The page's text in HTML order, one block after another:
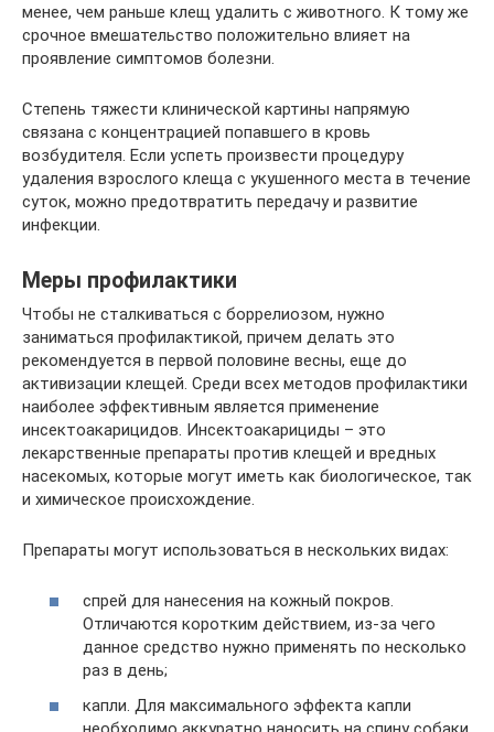
менее, чем раньше клещ удалить с животного. К тому же
срочное вмешательство положительно влияет на
проявление симптомов болезни.
Степень тяжести клинической картины напрямую
связана с концентрацией попавшего в кровь
возбудителя. Если успеть произвести процедуру
удаления взрослого клеща с укушенного места в течение
суток, можно предотвратить передачу и развитие
инфекции.
Меры профилактики
Чтобы не сталкиваться с боррелиозом, нужно
заниматься профилактикой, причем делать это
рекомендуется в первой половине весны, еще до
активизации клещей. Среди всех методов профилактики
наиболее эффективным является применение
инсектоакарицидов. Инсектоакарициды – это
лекарственные препараты против клещей и вредных
насекомых, которые могут иметь как биологическое, так
и химическое происхождение.
Препараты могут использоваться в нескольких видах:
спрей для нанесения на кожный покров.
Отличаются коротким действием, из-за чего
данное средство нужно применять по несколько
раз в день;
капли. Для максимального эффекта капли